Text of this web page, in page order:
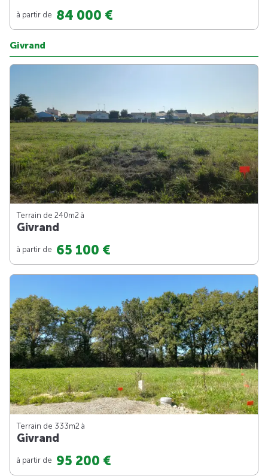
à partir de 84 000 €
Givrand
Terrain de 240m2 à
Givrand
à partir de 65 100 €
Terrain de 333m2 à
Givrand
à partir de 95 200 €